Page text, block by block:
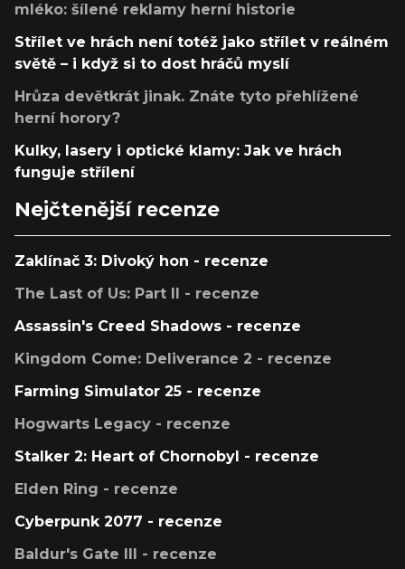
mléko: šílené reklamy herní historie
Střílet ve hrách není totéž jako střílet v reálném
světě – i když si to dost hráčů myslí
Hrůza devětkrát jinak. Znáte tyto přehlížené
herní horory?
Kulky, lasery i optické klamy: Jak ve hrách
funguje střílení
Nejčtenější recenze
Zaklínač 3: Divoký hon - recenze
The Last of Us: Part II - recenze
Assassin's Creed Shadows - recenze
Kingdom Come: Deliverance 2 - recenze
Farming Simulator 25 - recenze
Hogwarts Legacy - recenze
Stalker 2: Heart of Chornobyl - recenze
Elden Ring - recenze
Cyberpunk 2077 - recenze
Baldur's Gate III - recenze